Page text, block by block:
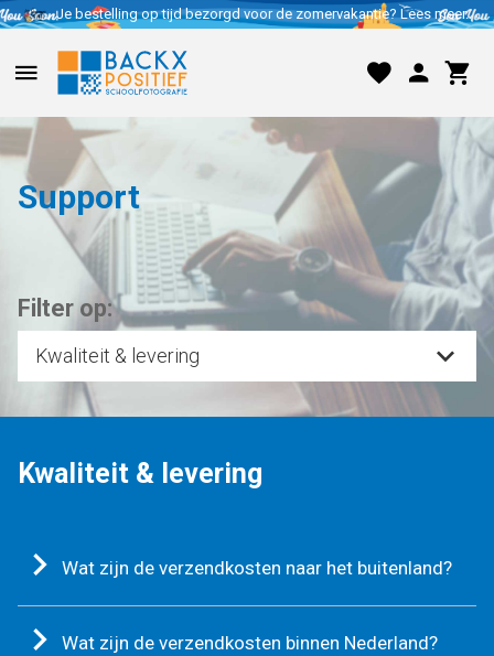
Je bestelling op tijd bezorgd voor de zomervakantie? Lees meer..
Support
Filter op:
Kwaliteit & levering
Wat zijn de verzendkosten naar het buitenland?
Wat zijn de verzendkosten binnen Nederland?